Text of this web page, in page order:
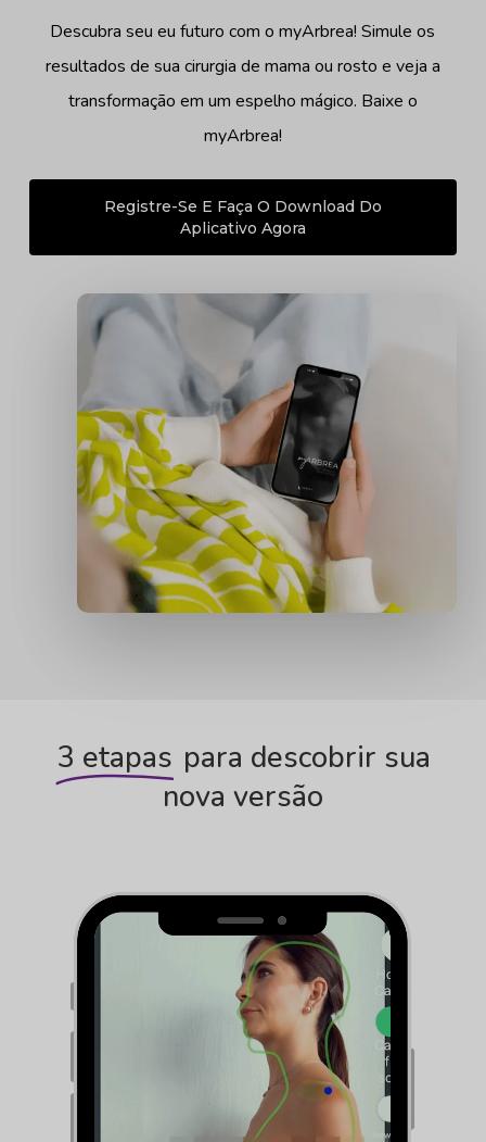
Descubra seu eu futuro com o myArbrea! Simule os
resultados de sua cirurgia de mama ou rosto e veja a
transformação em um espelho mágico. Baixe o
myArbrea!
Registre-Se E Faça O Download Do
Aplicativo Agora
3 etapas para descobrir sua
nova versão